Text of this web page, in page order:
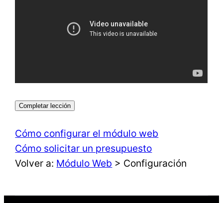
Completar lección
Cómo configurar el módulo web
Cómo solicitar un presupuesto
Volver a: Módulo Web > Configuración